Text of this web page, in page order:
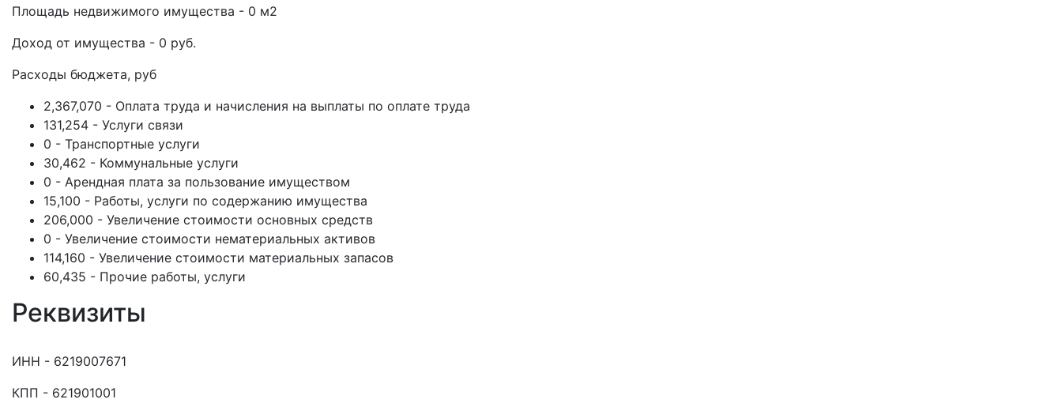
Площадь недвижимого имущества - 0 м2
Доход от имущества - 0 руб.
Расходы бюджета, руб
2,367,070 - Оплата труда и начисления на выплаты по оплате труда
131,254 - Услуги связи
0 - Транспортные услуги
30,462 - Коммунальные услуги
0 - Арендная плата за пользование имуществом
15,100 - Работы, услуги по содержанию имущества
206,000 - Увеличение стоимости основных средств
0 - Увеличение стоимости нематериальных активов
114,160 - Увеличение стоимости материальных запасов
60,435 - Прочие работы, услуги
Реквизиты
ИНН - 6219007671
КПП - 621901001